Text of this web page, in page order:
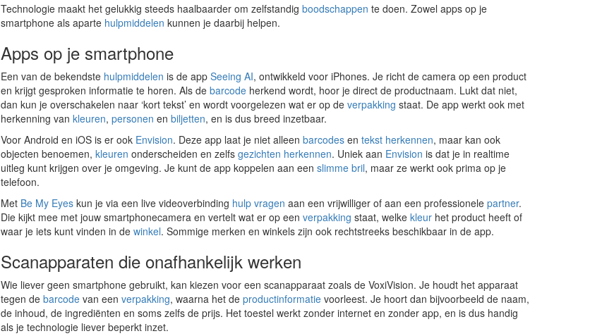
Technologie maakt het gelukkig steeds haalbaarder om zelfstandig boodschappen te doen. Zowel apps op je
smartphone als aparte hulpmiddelen kunnen je daarbij helpen.
Apps op je smartphone
Een van de bekendste hulpmiddelen is de app Seeing AI, ontwikkeld voor iPhones. Je richt de camera op een product
en krijgt gesproken informatie te horen. Als de barcode herkend wordt, hoor je direct de productnaam. Lukt dat niet,
dan kun je overschakelen naar ‘kort tekst’ en wordt voorgelezen wat er op de verpakking staat. De app werkt ook met
herkenning van kleuren, personen en biljetten, en is dus breed inzetbaar.
Voor Android en iOS is er ook Envision. Deze app laat je niet alleen barcodes en tekst herkennen, maar kan ook
objecten benoemen, kleuren onderscheiden en zelfs gezichten herkennen. Uniek aan Envision is dat je in realtime
uitleg kunt krijgen over je omgeving. Je kunt de app koppelen aan een slimme bril, maar ze werkt ook prima op je
telefoon.
Met Be My Eyes kun je via een live videoverbinding hulp vragen aan een vrijwilliger of aan een professionele partner.
Die kijkt mee met jouw smartphonecamera en vertelt wat er op een verpakking staat, welke kleur het product heeft of
waar je iets kunt vinden in de winkel. Sommige merken en winkels zijn ook rechtstreeks beschikbaar in de app.
Scanapparaten die onafhankelijk werken
Wie liever geen smartphone gebruikt, kan kiezen voor een scanapparaat zoals de VoxiVision. Je houdt het apparaat
tegen de barcode van een verpakking, waarna het de productinformatie voorleest. Je hoort dan bijvoorbeeld de naam,
de inhoud, de ingrediënten en soms zelfs de prijs. Het toestel werkt zonder internet en zonder app, en is dus handig
als je technologie liever beperkt inzet.